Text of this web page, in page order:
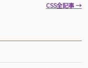
CSS全記事 →